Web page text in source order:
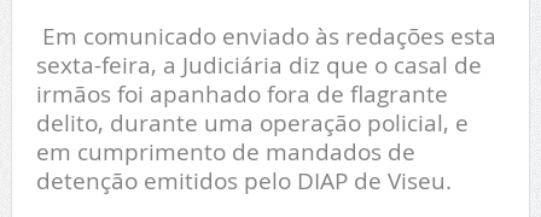
Em comunicado enviado às redações esta
sexta-feira, a Judiciária diz que o casal de
irmãos foi apanhado fora de flagrante
delito, durante uma operação policial, e
em cumprimento de mandados de
detenção emitidos pelo DIAP de Viseu.